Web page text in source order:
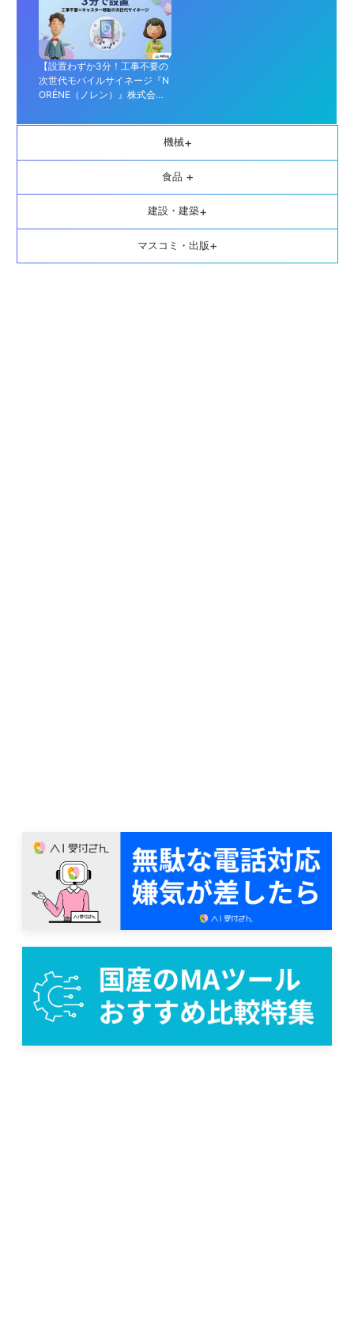
機械+
食品 +
建設・建築+
マスコミ・出版+
【設置わずか3分！工事不要の
次世代モバイルサイネージ『N
ORÉNE（ノレン）』株式会社